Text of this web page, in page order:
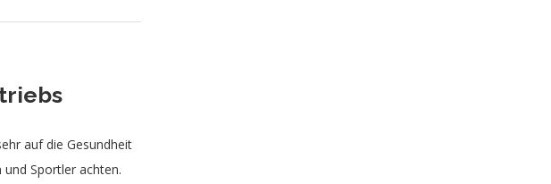
auf die Gesundheit
Sportler achten.